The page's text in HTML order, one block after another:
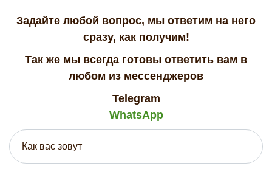
Задайте любой вопрос, мы ответим на него
сразу, как получим!
Так же мы всегда готовы ответить вам в
любом из мессенджеров
Telegram
WhatsApp